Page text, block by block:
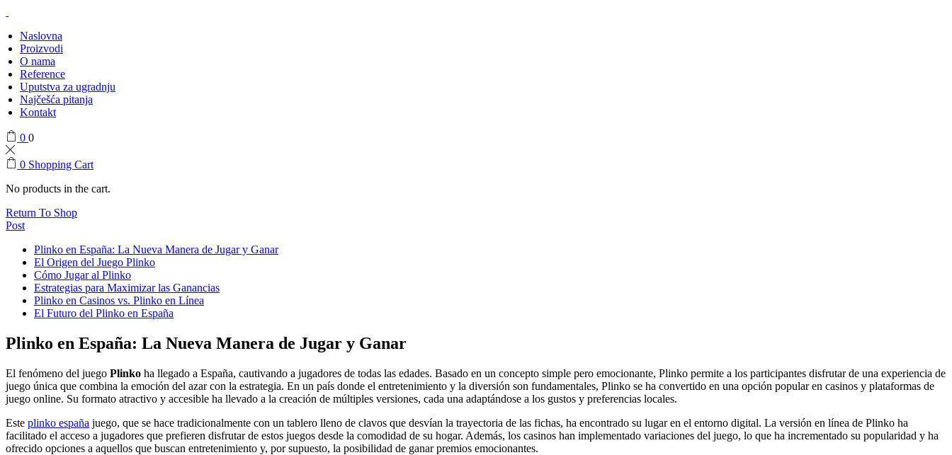
Naslovna
Proizvodi
O nama
Reference
Uputstva za ugradnju
Najčešća pitanja
Kontakt
0 0
0 Shopping Cart
No products in the cart.
Return To Shop
Post
Plinko en España: La Nueva Manera de Jugar y Ganar
El Origen del Juego Plinko
Cómo Jugar al Plinko
Estrategias para Maximizar las Ganancias
Plinko en Casinos vs. Plinko en Línea
El Futuro del Plinko en España
Plinko en España: La Nueva Manera de Jugar y Ganar
El fenómeno del juego Plinko ha llegado a España, cautivando a jugadores de todas las edades. Basado en un concepto simple pero emocionante, Plinko permite a los participantes disfrutar de una experiencia de
juego única que combina la emoción del azar con la estrategia. En un país donde el entretenimiento y la diversión son fundamentales, Plinko se ha convertido en una opción popular en casinos y plataformas de
juego online. Su formato atractivo y accesible ha llevado a la creación de múltiples versiones, cada una adaptándose a los gustos y preferencias locales.
Este plinko españa juego, que se hace tradicionalmente con un tablero lleno de clavos que desvían la trayectoria de las fichas, ha encontrado su lugar en el entorno digital. La versión en línea de Plinko ha
facilitado el acceso a jugadores que prefieren disfrutar de estos juegos desde la comodidad de su hogar. Además, los casinos han implementado variaciones del juego, lo que ha incrementado su popularidad y ha
ofrecido opciones a aquellos que buscan entretenimiento y, por supuesto, la posibilidad de ganar premios emocionantes.